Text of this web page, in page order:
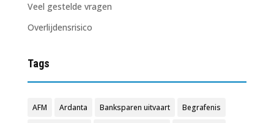
Veel gestelde vragen
Overlijdensrisico
Tags
AFM Ardanta Banksparen uitvaart Begrafenis